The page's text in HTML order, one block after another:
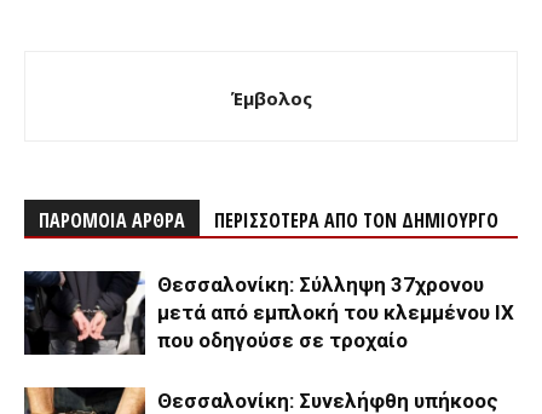
Έμβολος
ΠΑΡΟΜΟΙΑ ΑΡΘΡΑ ΠΕΡΙΣΣΟΤΕΡΑ ΑΠΟ ΤΟΝ ΔΗΜΙΟΥΡΓΟ
Θεσσαλονίκη: Σύλληψη 37χρονου
μετά από εμπλοκή του κλεμμένου ΙΧ
που οδηγούσε σε τροχαίο
Θεσσαλονίκη: Συνελήφθη υπήκοος